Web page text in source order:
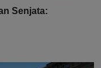
Senjata: